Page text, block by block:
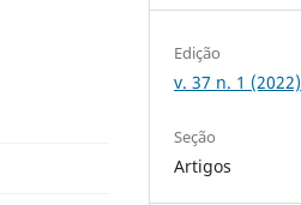
Edição
v. 37 n. 1 (2022)
Seção
Artigos